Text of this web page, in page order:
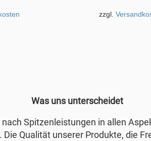
zzgl.
Was uns unterscheidet
Spitzenleistungen in allen
Die Qualität unserer Produkte, die